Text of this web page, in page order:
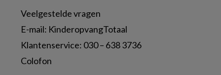
Veelgestelde vragen
E-mail: KinderopvangTotaal
Klantenservice: 030 – 638 3736
Colofon